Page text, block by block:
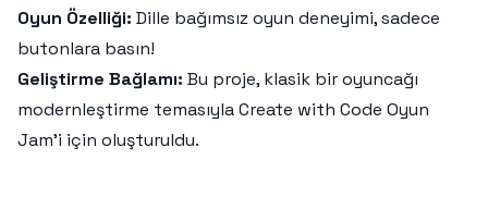
Oyun Özelliği: Dille bağımsız oyun deneyimi, sadece
butonlara basın!
Geliştirme Bağlamı: Bu proje, klasik bir oyuncağı
modernleştirme temasıyla Create with Code Oyun
Jam'i için oluşturuldu.